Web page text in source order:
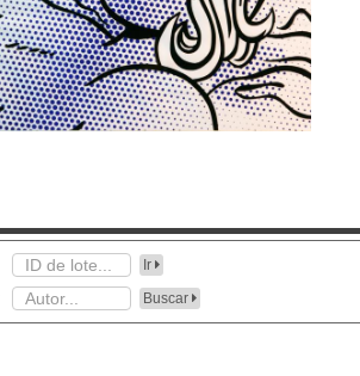
Ir
Buscar